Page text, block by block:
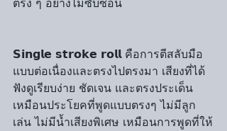
ตรง ๆ อย่างไม่ซับซ้อน
𝗦𝗶𝗻𝗴𝗹𝗲 𝘀𝘁𝗿𝗼𝗸𝗲 𝗿𝗼𝗹𝗹 คือการตีสลับมือ
แบบต่อเนื่องและตรงไปตรงมา เสียงที่ได้
ฟังดูเรียบง่าย ชัดเจน และตรงประเด็น
เหมือนประโยคที่พูดแบบตรงๆ ไม่มีลูก
เล่น ไม่มีน้ำเสียงพิเศษ เหมือนการพูดที่ให้